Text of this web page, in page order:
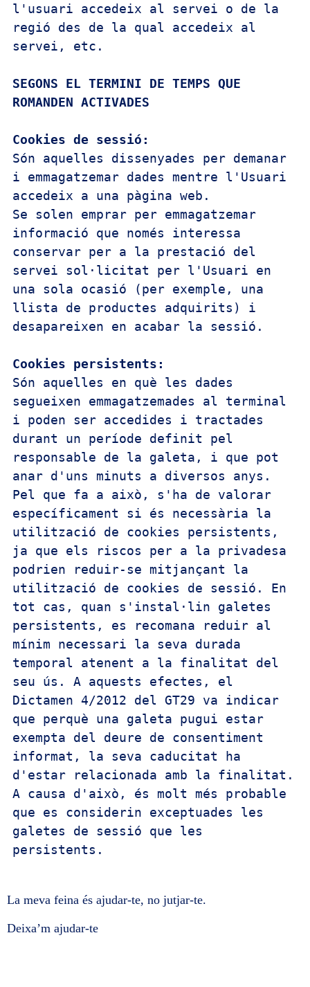
l'usuari accedeix al servei o de la
regió des de la qual accedeix al
servei, etc.
SEGONS EL TERMINI DE TEMPS QUE
Són aquelles dissenyades per demanar
i emmagatzemar dades mentre l'Usuari
accedeix a una pàgina web.
Se solen emprar per emmagatzemar
informació que només interessa
conservar per a la prestació del
servei sol·licitat per l'Usuari en
una sola ocasió (per exemple, una
llista de productes adquirits) i
desapareixen en acabar la sessió.
Són aquelles en què les dades
segueixen emmagatzemades al terminal
i poden ser accedides i tractades
durant un període definit pel
responsable de la galeta, i que pot
anar d'uns minuts a diversos anys.
Pel que fa a això, s'ha de valorar
específicament si és necessària la
utilització de cookies persistents,
ja que els riscos per a la privadesa
podrien reduir-se mitjançant la
utilització de cookies de sessió. En
tot cas, quan s'instal·lin galetes
persistents, es recomana reduir al
mínim necessari la seva durada
temporal atenent a la finalitat del
seu ús. A aquests efectes, el
Dictamen 4/2012 del GT29 va indicar
que perquè una galeta pugui estar
exempta del deure de consentiment
informat, la seva caducitat ha
d'estar relacionada amb la finalitat.
A causa d'això, és molt més probable
que es considerin exceptuades les
galetes de sessió que les
persistents.
La meva feina és ajudar-te, no jutjar-te.
Deixa’m ajudar-te